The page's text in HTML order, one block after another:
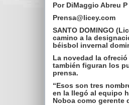
Por DiMaggio Abreu P
Prensa@licey.com
SANTO DOMINGO
camino a la
béisbol invernal
La novedad la
también figuran los
prensa.
“Esos son tres
en la llegó al equipo
Noboa como gerente